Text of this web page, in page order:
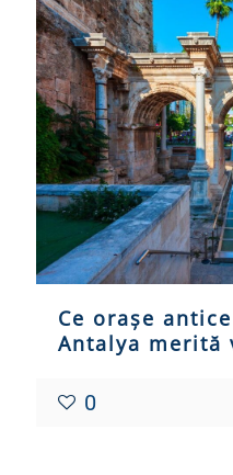
Ce orașe
Antalya merită
0